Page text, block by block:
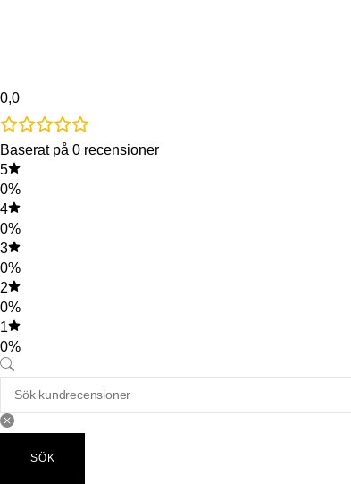
0,0
Baserat på 0 recensioner
5
0%
4
0%
3
0%
2
0%
1
0%
SÖK